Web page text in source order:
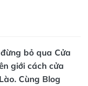
bỏ qua Cửa
giới cách cửa
Cùng Blog